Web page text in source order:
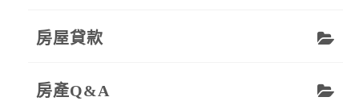
房屋貸款
房產Q&A